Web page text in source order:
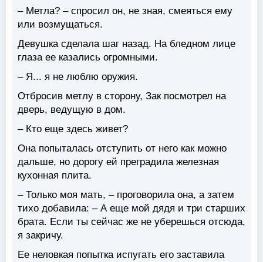
– Метла? – спросил он, не зная, смеяться ему
или возмущаться.
Девушка сделала шаг назад. На бледном лице
глаза ее казались огромными.
– Я... я не люблю оружия.
Отбросив метлу в сторону, Зак посмотрел на
дверь, ведущую в дом.
– Кто еще здесь живет?
Она попыталась отступить от него как можно
дальше, но дорогу ей преградила железная
кухонная плита.
– Только моя мать, – проговорила она, а затем
тихо добавила: – А еще мой дядя и три старших
брата. Если ты сейчас же не уберешься отсюда,
я закричу.
Ее неловкая попытка испугать его заставила